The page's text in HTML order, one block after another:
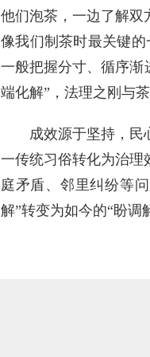
他们泡茶，一边了解双
像我们制茶时最关键的
一般把握分寸、循序渐
端化解”，法理之刚与
成效源于坚持，民心
一传统习俗转化为治理
庭矛盾、邻里纠纷等
解”转变为如今的“盼调